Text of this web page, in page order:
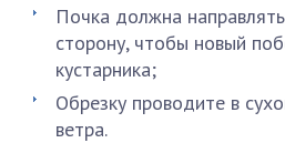
Почка должна
сторону, чтобы новый
кустарника;
Обрезку проводите в
ветра.